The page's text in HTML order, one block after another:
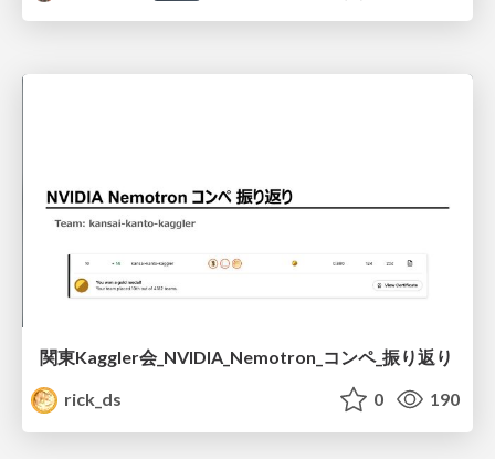
関東Kaggler会_NVIDIA_Nemotron_コンペ_振り返り
rick_ds
0 190